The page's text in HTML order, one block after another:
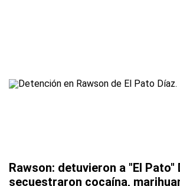
Rawson: detuvieron a "El Pato"
secuestraron cocaína,